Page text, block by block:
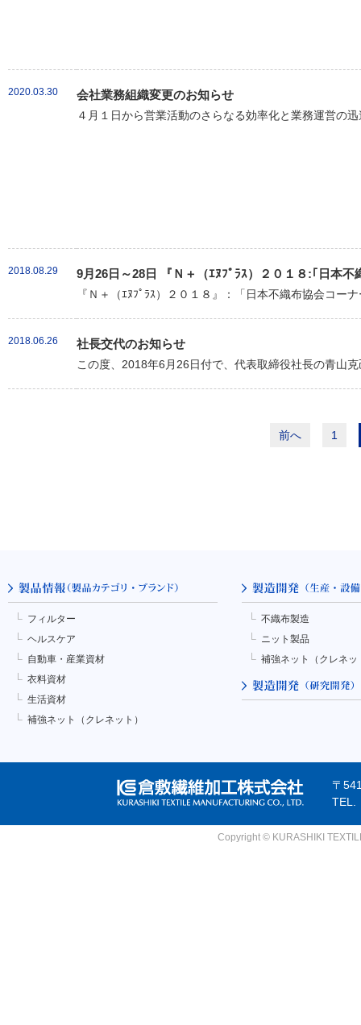
2020.03.30 会社業務組織変更のお知らせ
４月１日から営業活動のさらなる効率化と業務運営の
2018.08.29 9月26日～28日 『Ｎ＋（ｴﾇﾌﾟﾗｽ）２０１８:｢日本
『Ｎ＋（ｴﾇﾌﾟﾗｽ）２０１８』：「日本不織布協会コー
2018.06.26 社長交代のお知らせ
この度、2018年6月26日付で、代表取締役社長の青山
前へ 1
フィルター
ヘルスケア
自動車・産業資材
衣料資材
生活資材
補強ネット（クレネット）
不織布製造
ニット製品
補強ネット（クレネッ
〒
TEL.
Copyright © KURASHIKI